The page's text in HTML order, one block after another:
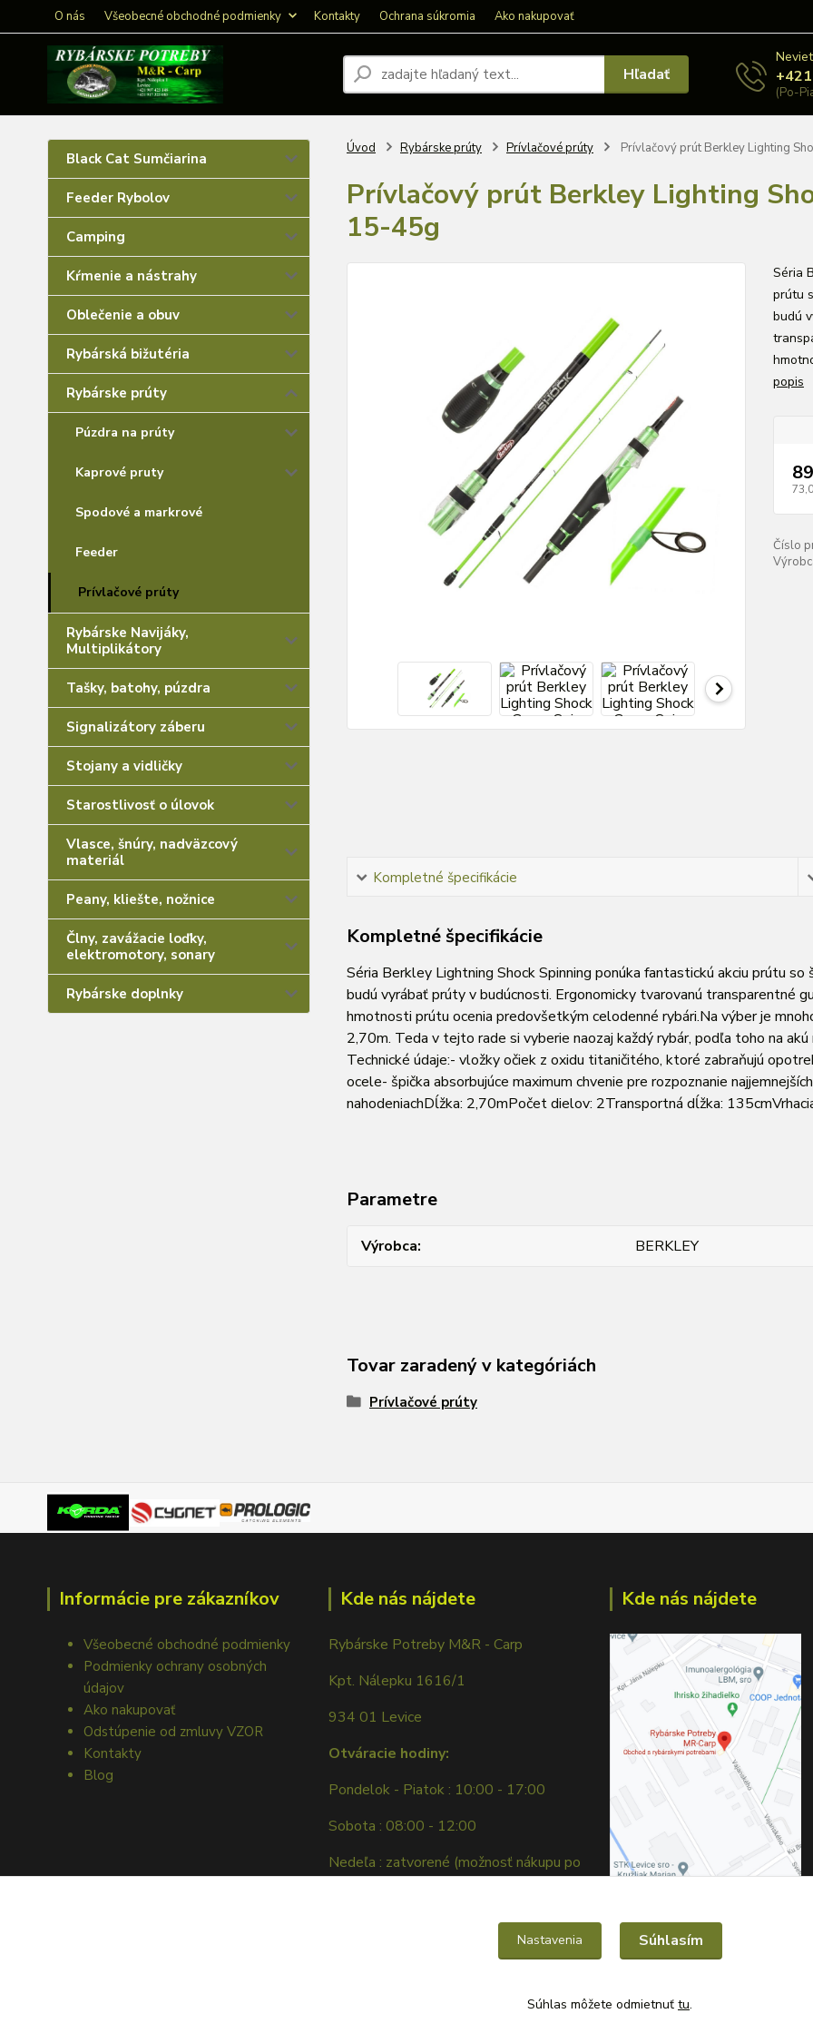
O nás Všeobecné obchodné podmienky Kontakty Ochrana súkromia Ako nakupovať
Hľadať
(Po-
Black Cat Sumčiarina
Feeder Rybolov
Camping
Kŕmenie a nástrahy
Oblečenie a obuv
Rybárská bižutéria
Rybárske prúty
Púzdra na prúty
Kaprové pruty
Spodové a markrové
Feeder
Prívlačové prúty
Rybárske Navijáky,
Multiplikátory
Tašky, batohy, púzdra
Signalizátory záberu
Stojany a vidličky
Starostlivosť o úlovok
Vlasce, šnúry, nadväzcový
materiál
Peany, kliešte, nožnice
Člny, zavážacie loďky,
elektromotory, sonary
Rybárske doplnky
Úvod Rybárske prúty Prívlačové prúty Prívlačový prút Berkley Lighting
Prívlačový prút Berkley Lighting
15-45g
Séria
prútu
budú
popis
Číslo
Kompletné špecifikácie
Kompletné špecifikácie
Séria Berkley Lightning Shock Spinning ponúka fantastickú akciu prútu
budú vyrábať prúty v budúcnosti. Ergonomicky tvarovanú transparentné
hmotnosti prútu ocenia predovšetkým celodenné rybári.Na výber je
2,70m. Teda v tejto rade si vyberie naozaj každý rybár, podľa toho na
Technické údaje:- vložky očiek z oxidu titaničitého, ktoré zabraňujú
ocele- špička absorbujúce maximum chvenie pre rozpoznanie
nahodeniachDĺžka: 2,70mPočet dielov: 2Transportná dĺžka:
Parametre
Výrobca BERKLEY
Tovar zaradený v kategóriách
Prívlačové prúty
Informácie pre zákazníkov
Všeobecné obchodné podmienky
Podmienky ochrany osobných
údajov
Ako nakupovať
Odstúpenie od zmluvy VZOR
Kontakty
Blog
Kde nás nájdete
Rybárske Potreby M&R - Carp
Kpt. Nálepku 1616/1
934 01 Levice
Otváracie hodiny:
Pondelok - Piatok : 10:00 - 17:00
Sobota : 08:00 - 12:00
Nedeľa : zatvorené (možnosť nákupu po
Kde nás nájdete
Nastavenia Súhlasím
Súhlas môžete odmietnuť tu.